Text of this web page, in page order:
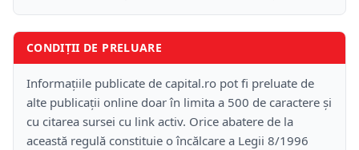
CONDIȚII DE PRELUARE
Informațiile publicate de capital.ro pot fi preluate de
alte publicații online doar în limita a 500 de caractere și
cu citarea sursei cu link activ. Orice abatere de la
această regulă constituie o încălcare a Legii 8/1996